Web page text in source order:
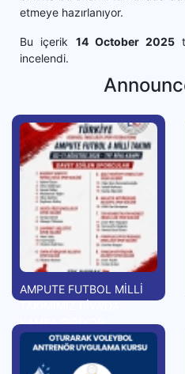
etmeye hazırlanıyor.
Bu içerik 14 October 2025
incelendi.
AMPUTE FUTBOL MİLLİ
KAMPA GİRİYOR